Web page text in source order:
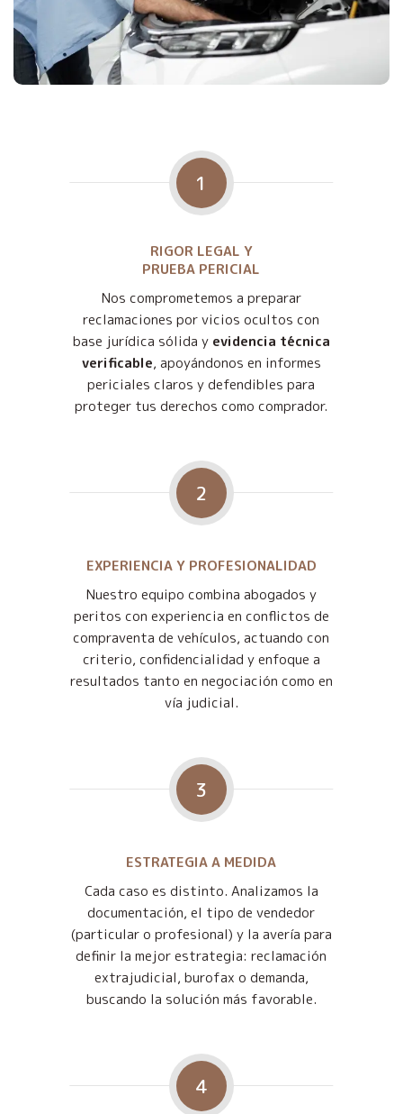
1
RIGOR LEGAL Y
PRUEBA PERICIAL
Nos comprometemos a preparar
reclamaciones por vicios ocultos con
base jurídica sólida y evidencia técnica
verificable, apoyándonos en informes
periciales claros y defendibles para
proteger tus derechos como comprador.
2
EXPERIENCIA Y PROFESIONALIDAD
Nuestro equipo combina abogados y
peritos con experiencia en conflictos de
compraventa de vehículos, actuando con
criterio, confidencialidad y enfoque a
resultados tanto en negociación como en
vía judicial.
3
ESTRATEGIA A MEDIDA
Cada caso es distinto. Analizamos la
documentación, el tipo de vendedor
(particular o profesional) y la avería para
definir la mejor estrategia: reclamación
extrajudicial, burofax o demanda,
buscando la solución más favorable.
4